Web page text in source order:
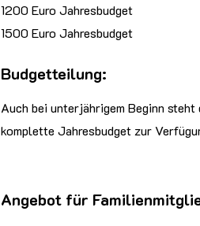
1200 Euro Jahresbudget
1500 Euro Jahresbudget
Budgetteilung:
Auch bei unterjährigem Beginn steht
komplette Jahresbudget zur
Angebot für